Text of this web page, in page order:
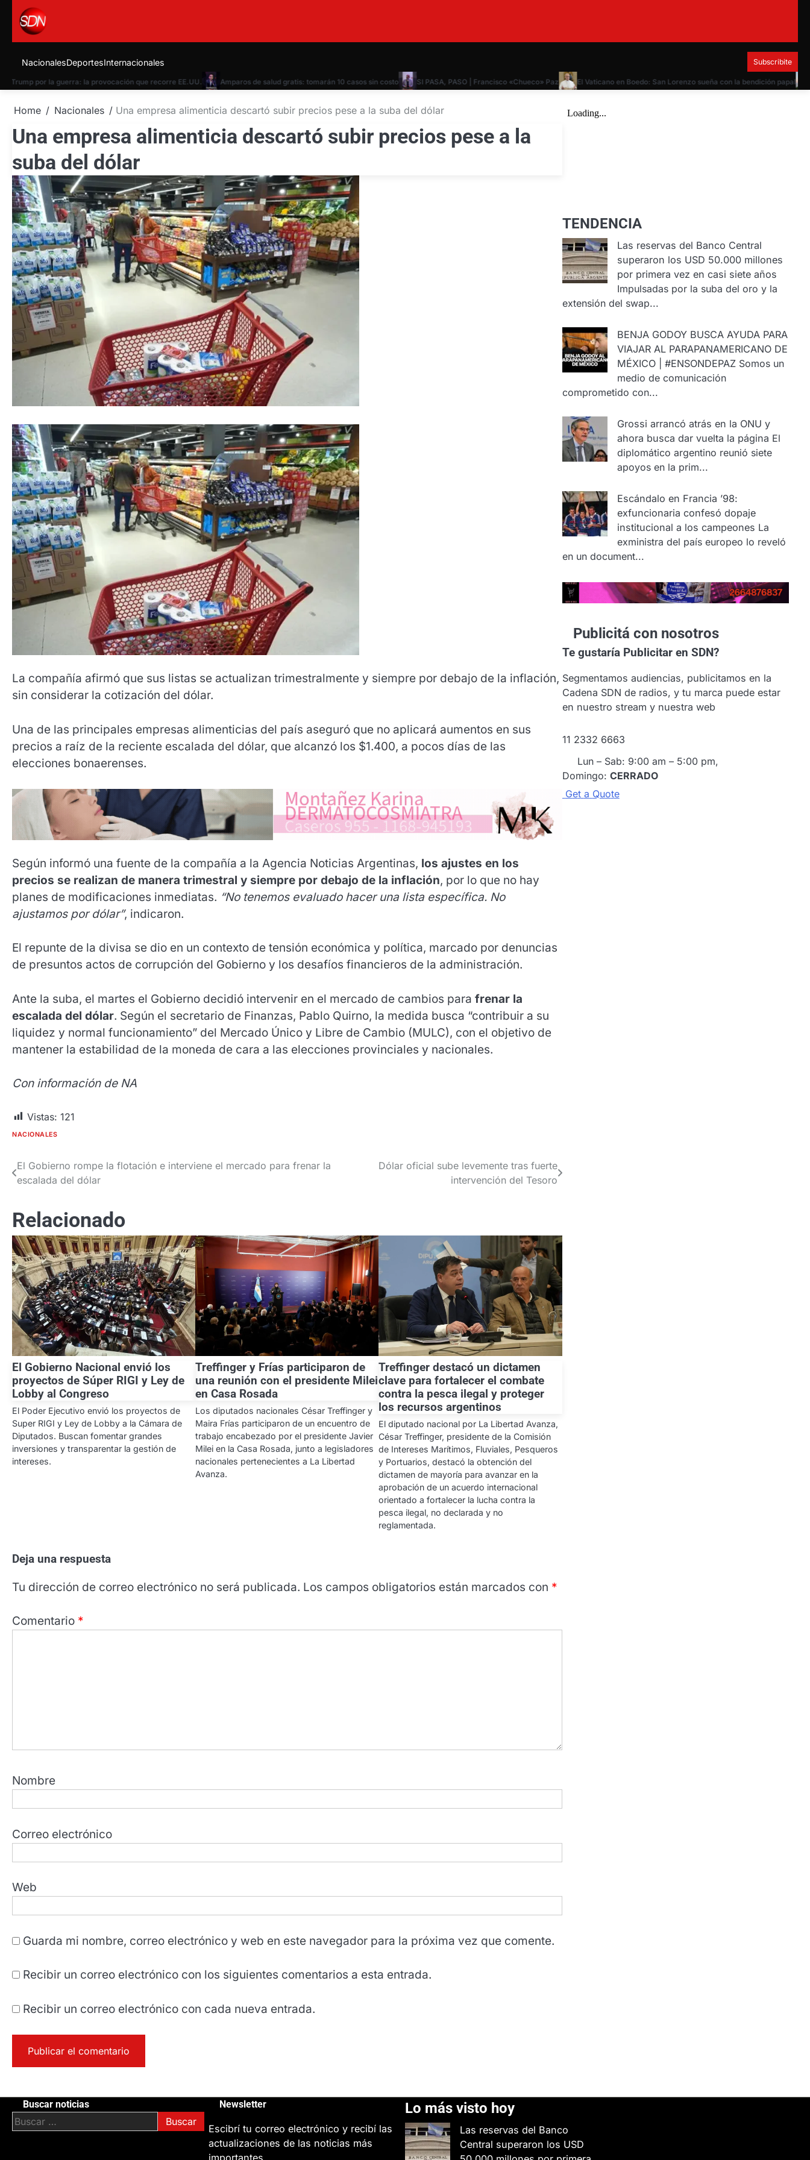
content
NacionalesDeportesInternacionales Subscribite
por la guerra: la provocación que recorre EE.UU. Amparos de salud gratis: tomarán 10 casos sin costo SI PASA, PASO | Francisco «Chueco» Paz El Vaticano en Boedo: San Lorenzo sueña con la bendición papal
Home Nacionales Una empresa alimenticia descartó subir precios pese a la suba del dólar
Una empresa alimenticia descartó subir precios pese a la
suba del dólar
La compañía afirmó que sus listas se actualizan trimestralmente y siempre por debajo de la inflación,
sin considerar la cotización del dólar.
Una de las principales empresas alimenticias del país aseguró que no aplicará aumentos en sus
precios a raíz de la reciente escalada del dólar, que alcanzó los $1.400, a pocos días de las
elecciones bonaerenses.
Según informó una fuente de la compañía a la Agencia Noticias Argentinas, los ajustes en los
precios se realizan de manera trimestral y siempre por debajo de la inflación, por lo que no hay
planes de modificaciones inmediatas. “No tenemos evaluado hacer una lista específica. No
ajustamos por dólar”, indicaron.
El repunte de la divisa se dio en un contexto de tensión económica y política, marcado por denuncias
de presuntos actos de corrupción del Gobierno y los desafíos financieros de la administración.
Ante la suba, el martes el Gobierno decidió intervenir en el mercado de cambios para frenar la
escalada del dólar. Según el secretario de Finanzas, Pablo Quirno, la medida busca “contribuir a su
liquidez y normal funcionamiento” del Mercado Único y Libre de Cambio (MULC), con el objetivo de
mantener la estabilidad de la moneda de cara a las elecciones provinciales y nacionales.
Con información de NA
Vistas: 121
NACIONALES
Navegación
entradas
El Gobierno rompe la flotación e interviene el mercado para frenar la
escalada del dólar
Dólar oficial sube levemente tras fuerte
intervención del Tesoro
Relacionado
El Gobierno Nacional envió los
proyectos de Súper RIGI y Ley de
Lobby al Congreso
El Poder Ejecutivo envió los proyectos de
Super RIGI y Ley de Lobby a la Cámara de
Diputados. Buscan fomentar grandes
inversiones y transparentar la gestión de
intereses.
Treffinger y Frías participaron de
una reunión con el presidente Milei
en Casa Rosada
Los diputados nacionales César Treffinger y
Maira Frías participaron de un encuentro de
trabajo encabezado por el presidente Javier
Milei en la Casa Rosada, junto a legisladores
nacionales pertenecientes a La Libertad
Avanza.
Treffinger destacó un dictamen
clave para fortalecer el combate
contra la pesca ilegal y proteger
los recursos argentinos
El diputado nacional por La Libertad Avanza,
César Treffinger, presidente de la Comisión
de Intereses Marítimos, Fluviales, Pesqueros
y Portuarios, destacó la obtención del
dictamen de mayoría para avanzar en la
aprobación de un acuerdo internacional
orientado a fortalecer la lucha contra la
pesca ilegal, no declarada y no
reglamentada.
Deja una respuesta
Tu dirección de correo electrónico no será publicada. Los campos obligatorios están marcados con *
Comentario *
Nombre
Correo electrónico
Web
Guarda mi nombre, correo electrónico y web en este navegador para la próxima vez que comente.
Recibir un correo electrónico con los siguientes comentarios a esta entrada.
Recibir un correo electrónico con cada nueva entrada.
TENDENCIA
Las reservas del Banco Central
superaron los USD 50.000 millones
por primera vez en casi siete años
Impulsadas por la suba del oro y la
extensión del swap...
BENJA GODOY BUSCA AYUDA PARA
VIAJAR AL PARAPANAMERICANO DE
MÉXICO | #ENSONDEPAZ Somos un
medio de comunicación
comprometido con...
Grossi arrancó atrás en la ONU y
ahora busca dar vuelta la página El
diplomático argentino reunió siete
apoyos en la prim...
Escándalo en Francia ’98:
exfuncionaria confesó dopaje
institucional a los campeones La
exministra del país europeo lo reveló
en un document...
Publicitá con nosotros
Te gustaríaPublicitar en SDN?
Segmentamos audiencias, publicitamos en la
Cadena SDN de radios, y tu marca puede estar
en nuestro stream y nuestra web
11 2332 6663
Lun – Sab: 9:00 am – 5:00 pm,
Domingo: CERRADO
Get a Quote
Buscar noticias
Buscar:
Newsletter
Escibrí tu correo electrónico y recibí las
actualizaciones de las noticias más
Lo más visto hoy
Las reservas del Banco
Central superaron los USD